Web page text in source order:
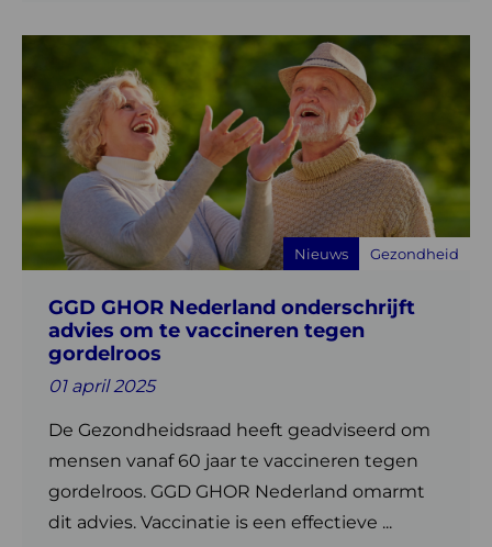
GGD GHOR Nederland onderschrijft
advies om te vaccineren tegen
gordelroos
01 april 2025
De Gezondheidsraad heeft geadviseerd om
mensen vanaf 60 jaar te vaccineren tegen
gordelroos. GGD GHOR Nederland omarmt
dit advies. Vaccinatie is een effectieve ...
Nieuws Gezondheid
over
GGD
GHOR
Nederland
onderschrijft
advies
vaccineren
tegen
gordelroos